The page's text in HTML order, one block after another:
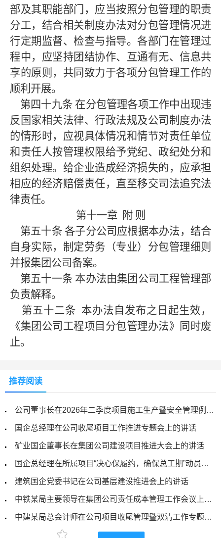
部及其职能部门，应当按照分包管理的职责
分工，结合相关制度办法对分包管理情况进
行定期监督、检查与指导。各部门在管理过
程中，应坚持团结协作、互通有无、信息共
享的原则，共同致力于各项分包管理工作的
顺利开展。
第四十九条 在分包管理各项工作中出现违
反国家相关法律、行政法规及公司制度办法
的情形时，应视具体情况和情节对责任单位
和责任人按管理权限给予党纪、政纪处分和
组织处理。给企业造成经济损失的，应承担
相应的经济赔偿责任，直至移交司法追究法
律责任。
第十一章
附 则
第五十条 各子分公司应根据本办法，结合
自身实际，制定劳务（专业）分包管理细则
并报集团公司备案。
第五十一条 本办法由集团公司工程管理部
负责解释。
第五十二条 本办法自发布之日起生效，
《集团公司 工程项目分包管理办法》同时废
止。
推荐阅读
公司董事长在2026年二季度项目施工生产暨安全管理例会上的讲话
国企总经理在公司收尾项目工作推进专题会上的讲话
矿业国企董事长在集团公司建设项目推进大会上的讲话
国企总经理在所属项目“决心保履约，确保总工期”动员大会上的总结讲话
建筑国企党委书记在公司基层建设推进会上的讲话
中铁某局主要领导在集团公司责任成本管理工作会议上的讲话
中建某局总会计师在公司项目收尾管理暨双清工作专题会上的讲话